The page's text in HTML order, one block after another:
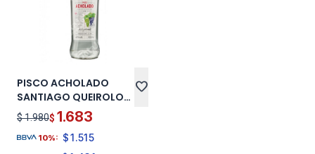
PISCO ACHOLADO
SANTIAGO QUEIROLO
700 ML
favorite
$ 1.980$ 1.683
10%: $1.515